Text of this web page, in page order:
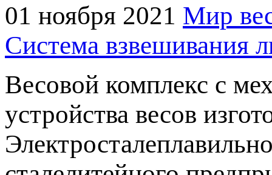
01 ноября 2021 Мир
Система взвешивания
Весовой комплекс с
устройства весов